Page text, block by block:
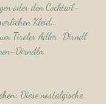
oder den Cocktail-
Kleid...
Tiroler Adler-Dirndl
Dirndln.
Diese nostalgische